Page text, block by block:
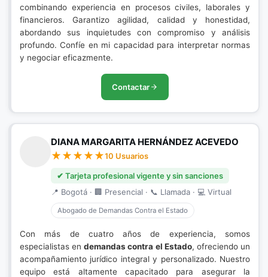
combinando experiencia en procesos civiles, laborales y
financieros. Garantizo agilidad, calidad y honestidad,
abordando sus inquietudes con compromiso y análisis
profundo. Confíe en mi capacidad para interpretar normas
y negociar eficazmente.
Contactar
DIANA MARGARITA HERNÁNDEZ ACEVEDO
10 Usuarios
✔ Tarjeta profesional vigente y sin sanciones
📍 Bogotá · 🏢 Presencial · 📞 Llamada · 💻 Virtual
Abogado de Demandas Contra el Estado
Con más de cuatro años de experiencia, somos
especialistas endemandas contra el Estado, ofreciendo un
acompañamiento jurídico integral y personalizado. Nuestro
equipo está altamente capacitado para asegurar la